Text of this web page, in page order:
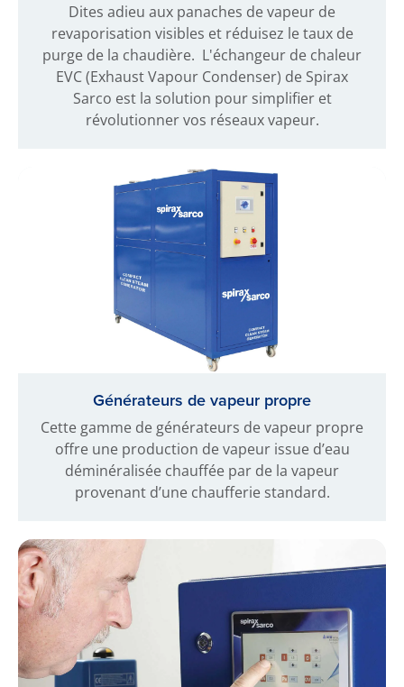
Dites adieu aux panaches de vapeur de
revaporisation visibles et réduisez le taux de
purge de la chaudière. L'échangeur de chaleur
EVC (Exhaust Vapour Condenser) de Spirax
Sarco est la solution pour simplifier et
révolutionner vos réseaux vapeur.
Générateurs de vapeur propre
Cette gamme de générateurs de vapeur propre
offre une production de vapeur issue d’eau
déminéralisée chauffée par de la vapeur
provenant d’une chaufferie standard.